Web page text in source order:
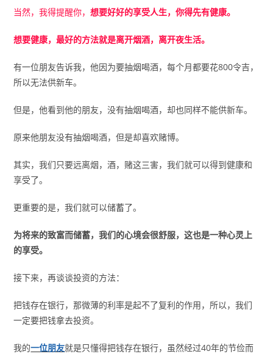
当然，我得提醒你，想要好好的享受人生，你得先有健康。
想要健康，最好的方法就是离开烟酒，离开夜生活。
有一位朋友告诉我，他因为要抽烟喝酒，每个月都要花800令吉，
所以无法供新车。
但是，他看到他的朋友，没有抽烟喝酒，却也同样不能供新车。
原来他朋友没有抽烟喝酒，但是却喜欢赌博。
其实，我们只要远离烟，酒，赌这三害，我们就可以得到健康和
享受了。
更重要的是，我们就可以储蓄了。
为将来的致富而储蓄，我们的心境会很舒服，这也是一种心灵上
的享受。
接下来，再谈谈投资的方法：
把钱存在银行，那微薄的利率是起不了复利的作用，所以，我们
一定要把钱拿去投资。
我的一位朋友就是只懂得把钱存在银行，虽然经过40年的节俭而